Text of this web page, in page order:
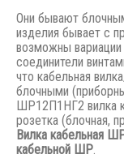
Они бывают
изделия бывает с
возможны вариации
соединители
что кабельная
блочными
ШР12П1НГ2 вилка
розетка (блочная,
Вилка кабельная
кабельной ШР